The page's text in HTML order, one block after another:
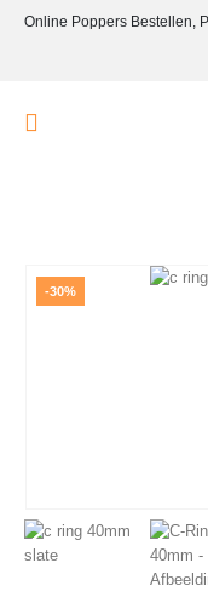
Online Poppers Bestellen,
-30%